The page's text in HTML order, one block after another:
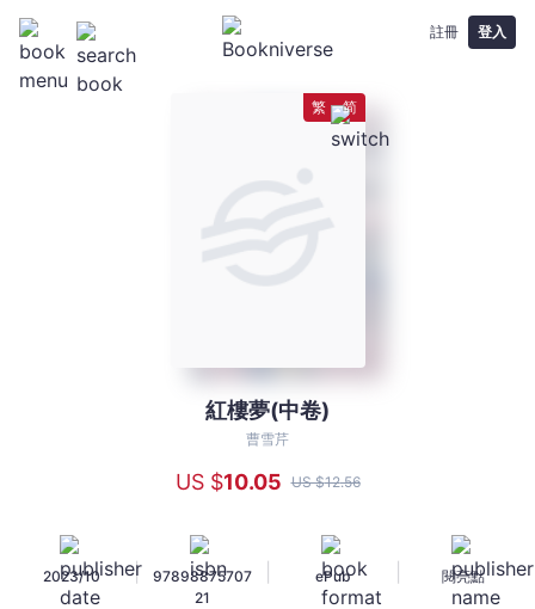
註冊 登入
繁 简
紅樓夢(中卷)
曹雪芹
US $10.05 US $12.56
2023/10 |
97898875707
21
ePub 閱亮點